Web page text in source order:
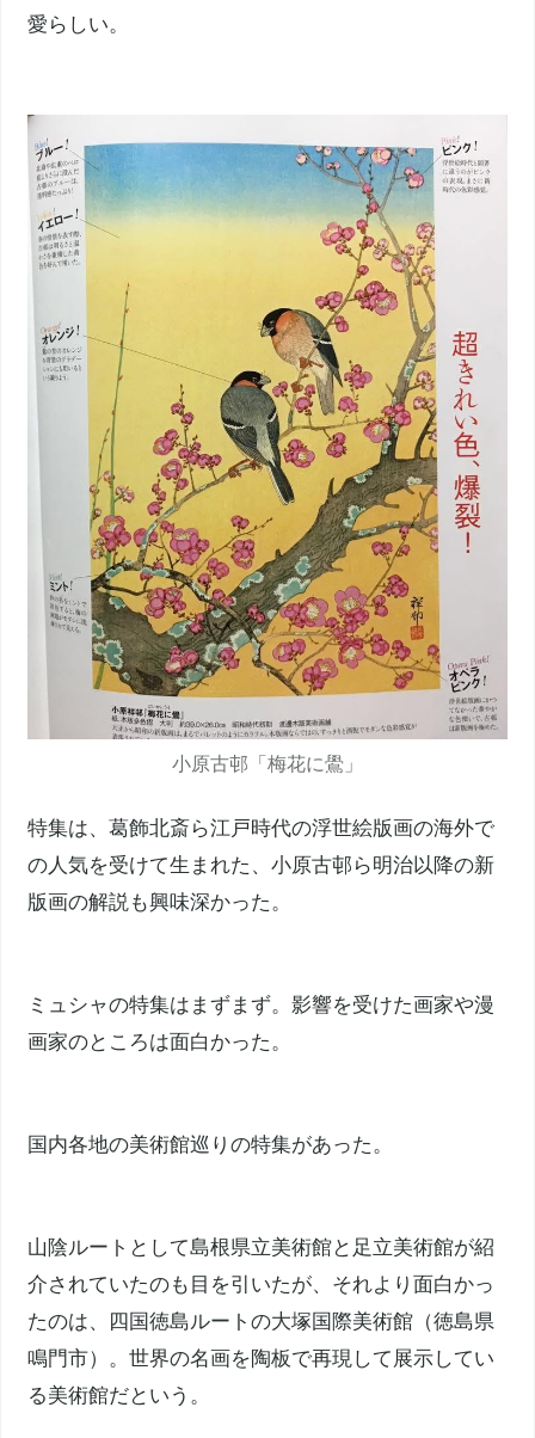
愛らしい。
小原古邨「梅花に鷽」
特集は、葛飾北斎ら江戸時代の浮世絵版画の海外で
の人気を受けて生まれた、小原古邨ら明治以降の新
版画の解説も興味深かった。
ミュシャの特集はまずまず。影響を受けた画家や漫
画家のところは面白かった。
国内各地の美術館巡りの特集があった。
山陰ルートとして島根県立美術館と足立美術館が紹
介されていたのも目を引いたが、それより面白かっ
たのは、四国徳島ルートの大塚国際美術館（徳島県
鳴門市）。世界の名画を陶板で再現して展示してい
る美術館だという。